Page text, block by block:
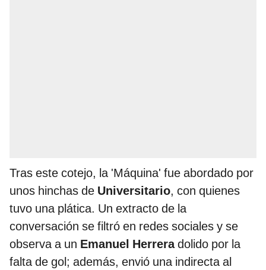
Tras este cotejo, la 'Máquina' fue abordado por
unos hinchas de Universitario, con quienes
tuvo una plática. Un extracto de la
conversación se filtró en redes sociales y se
observa a un Emanuel Herreradolido por la
falta de gol; además, envió una indirecta al